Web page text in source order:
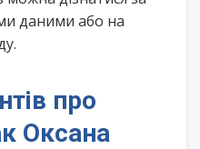
даними або на
про
Оксана